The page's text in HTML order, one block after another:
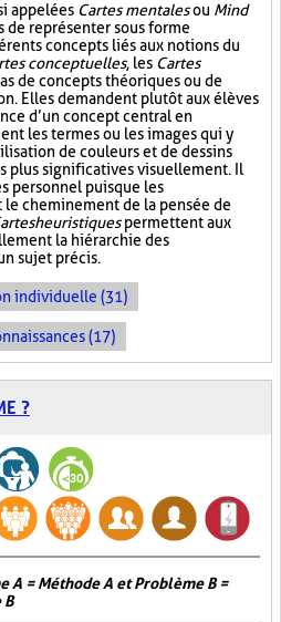
appelées Cartes mentalesou Mind
de représenter sous forme
concepts liés aux notions du
conceptuelles, les Cartes
de concepts théoriques ou de
Elles demandent plutôt aux élèves
d’un concept central en
les termes ou les images qui y
de couleurs et de dessins
plus significatives visuellement. Il
personnel puisque les
cheminement de la pensée de
heuristiquespermettent aux
la hiérarchie des
sujet précis.
individuelle (31)
(17)
?
A = Méthode A et Problème B =
B